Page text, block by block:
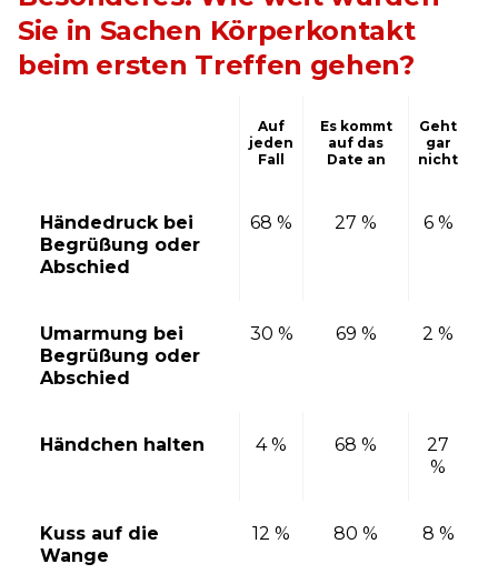
Sie in Sachen Körperkontakt
beim ersten Treffen gehen?
Auf
jeden
Fall
Es kommt
auf das
Date an
Geht
gar
nicht
Händedruck bei
Begrüßung oder
Abschied
68 % 27 % 6 %
Umarmung bei
Begrüßung oder
Abschied
30 % 69 % 2 %
Händchen halten 4 % 68 %
27
%
Kuss auf die
Wange
12 % 80 % 8 %